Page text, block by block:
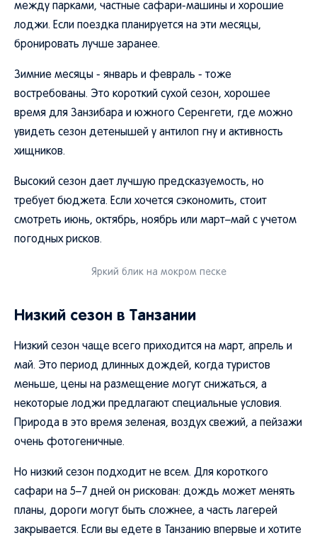
между парками, частные сафари-машины и хорошие
лоджи. Если поездка планируется на эти месяцы,
бронировать лучше заранее.
Зимние месяцы - январь и февраль - тоже
востребованы. Это короткий сухой сезон, хорошее
время для Занзибара и южного Серенгети, где можно
увидеть сезон детенышей у антилоп гну и активность
хищников.
Высокий сезон дает лучшую предсказуемость, но
требует бюджета. Если хочется сэкономить, стоит
смотреть июнь, октябрь, ноябрь или март–май с учетом
погодных рисков.
Яркий блик на мокром песке
Низкий сезон в Танзании
Низкий сезон чаще всего приходится на март, апрель и
май. Это период длинных дождей, когда туристов
меньше, цены на размещение могут снижаться, а
некоторые лоджи предлагают специальные условия.
Природа в это время зеленая, воздух свежий, а пейзажи
очень фотогеничные.
Но низкий сезон подходит не всем. Для короткого
сафари на 5–7 дней он рискован: дождь может менять
планы, дороги могут быть сложнее, а часть лагерей
закрывается. Если вы едете в Танзанию впервые и хотите